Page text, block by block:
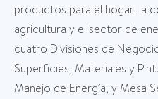
productos para el hogar, la
agricultura y el sector de
cuatro Divisiones de
Superficies, Materiales y
Manejo de Energía; y Mesa